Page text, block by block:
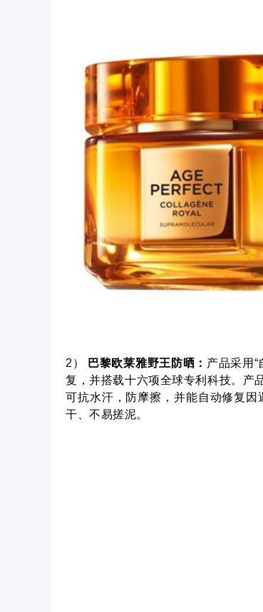
2） 巴黎欧莱雅野王防晒： 产品采用
复，并搭载十六项全球专利科技。产
可抗水汗，防摩擦，并能自动修复
干、不易搓泥。